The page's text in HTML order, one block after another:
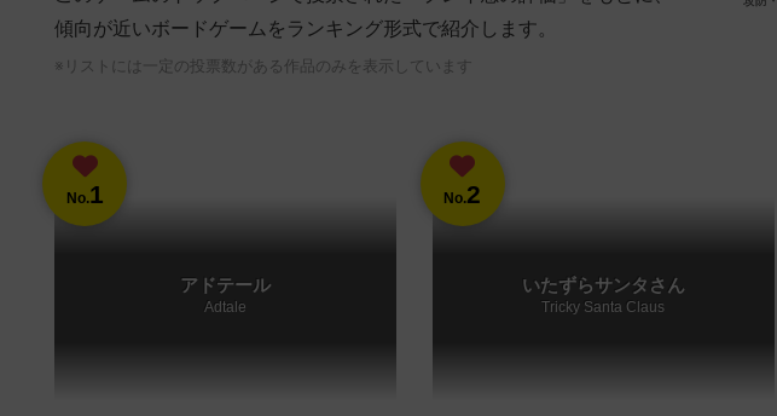
傾向が近いボードゲームをランキング形式で紹介します。
※リストには一定の投票数がある作品のみを表示しています
No.1
アドテール
Adtale
No.2
いたずらサンタさん
Tricky Santa Claus